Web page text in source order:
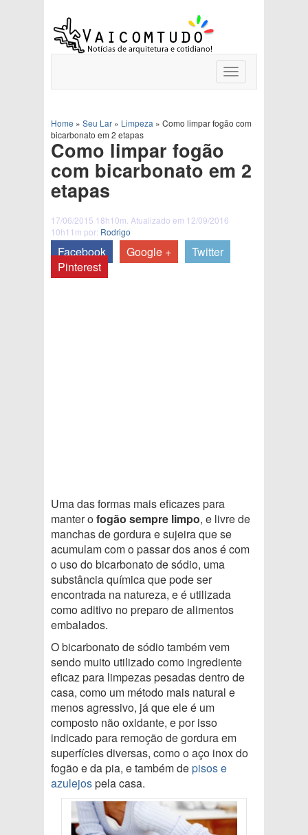
Toggle
navigation
Home » Seu Lar » Limpeza » Como limpar fogão com
bicarbonato em 2 etapas
Como limpar fogão
com bicarbonato em 2
etapas
17/06/2015 18h10m. Atualizado em 12/09/2016
10h11m por: Rodrigo
Facebook Google +
Twitter
Pinterest
Uma das formas mais eficazes para
manter ofogão sempre limpo, e livre de
manchas de gordura e sujeira que se
acumulam com o passar dos anos é com
o uso do bicarbonato de sódio, uma
substância química que pode ser
encontrada na natureza, e é utilizada
como aditivo no preparo de alimentos
embalados.
O bicarbonato de sódio também vem
sendo muito utilizado como ingrediente
eficaz para limpezas pesadas dentro de
casa, como um método mais natural e
menos agressivo, já que ele é um
composto não oxidante, e por isso
indicado para remoção de gordura em
superfícies diversas, como o aço inox do
fogão e da pia, e também depisos e
azulejospela casa.